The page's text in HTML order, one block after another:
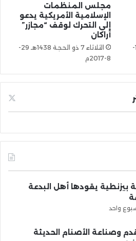
الثلاثاء 13 محرم 1439هـ 3-10-
مجلس المنظمات
الإسلامية الأمريكية يدعو
إلى التحرك لوقف “مجازر”
أراكان
الثلاثاء 7 ذو الحجة 1438هـ 29-
8-2017م
بيزنطية يقودها أهل البدعة
واحد
وصناعة الأصنام الحديثة